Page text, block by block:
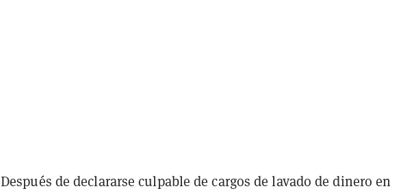
Después de declararse culpable de cargos de lavado de dinero en